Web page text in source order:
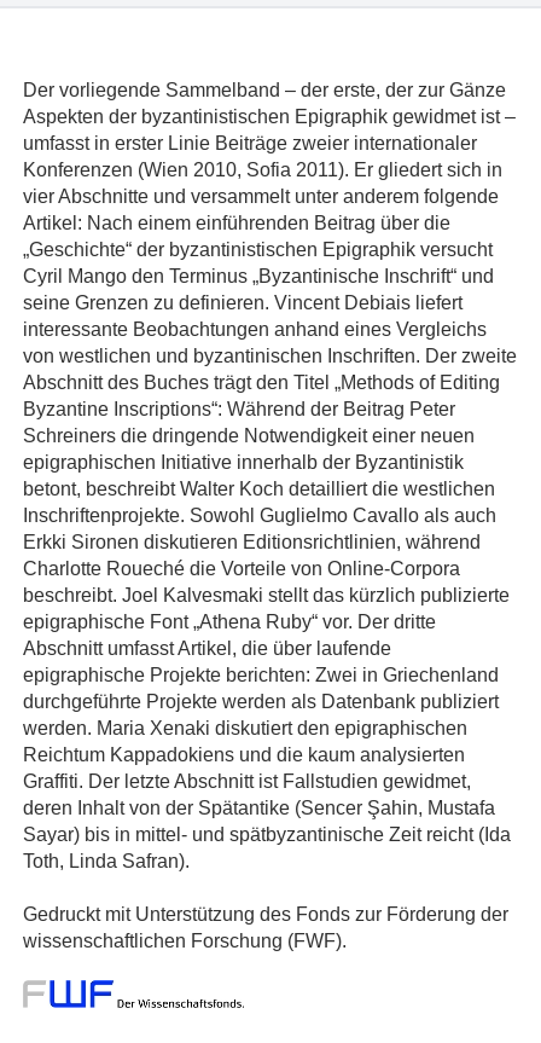
Der vorliegende Sammelband – der erste, der zur Gänze
Aspekten der byzantinistischen Epigraphik gewidmet ist –
umfasst in erster Linie Beiträge zweier internationaler
Konferenzen (Wien 2010, Sofia 2011). Er gliedert sich in
vier Abschnitte und versammelt unter anderem folgende
Artikel: Nach einem einführenden Beitrag über die
„Geschichte“ der byzantinistischen Epigraphik versucht
Cyril Mango den Terminus „Byzantinische Inschrift“ und
seine Grenzen zu definieren. Vincent Debiais liefert
interessante Beobachtungen anhand eines Vergleichs
von westlichen und byzantinischen Inschriften. Der zweite
Abschnitt des Buches trägt den Titel „Methods of Editing
Byzantine Inscriptions“: Während der Beitrag Peter
Schreiners die dringende Notwendigkeit einer neuen
epigraphischen Initiative innerhalb der Byzantinistik
betont, beschreibt Walter Koch detailliert die westlichen
Inschriftenprojekte. Sowohl Guglielmo Cavallo als auch
Erkki Sironen diskutieren Editionsrichtlinien, während
Charlotte Roueché die Vorteile von Online-Corpora
beschreibt. Joel Kalvesmaki stellt das kürzlich publizierte
epigraphische Font „Athena Ruby“ vor. Der dritte
Abschnitt umfasst Artikel, die über laufende
epigraphische Projekte berichten: Zwei in Griechenland
durchgeführte Projekte werden als Datenbank publiziert
werden. Maria Xenaki diskutiert den epigraphischen
Reichtum Kappadokiens und die kaum analysierten
Graffiti. Der letzte Abschnitt ist Fallstudien gewidmet,
deren Inhalt von der Spätantike (Sencer Şahin, Mustafa
Sayar) bis in mittel- und spätbyzantinische Zeit reicht (Ida
Toth, Linda Safran).
Gedruckt mit Unterstützung des Fonds zur Förderung der
wissenschaftlichen Forschung (FWF).